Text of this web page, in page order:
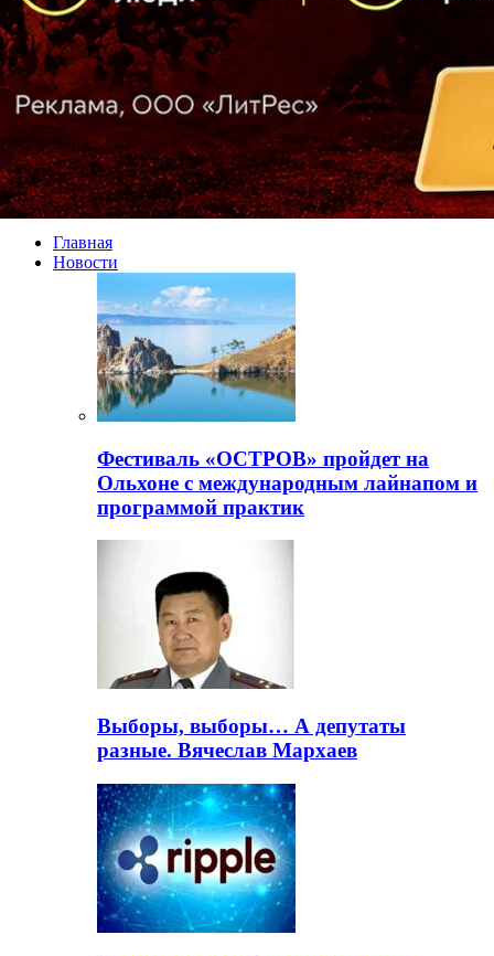
Главная
Новости
Фестиваль «ОСТРОВ» пройдет на
Ольхоне с международным лайнапом и
программой практик
Выборы, выборы… А депутаты
разные. Вячеслав Мархаев